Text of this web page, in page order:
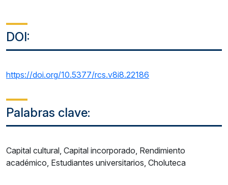
DOI:
https://doi.org/10.5377/rcs.v8i8.22186
Palabras clave:
Capital cultural, Capital incorporado, Rendimiento
académico, Estudiantes universitarios, Choluteca